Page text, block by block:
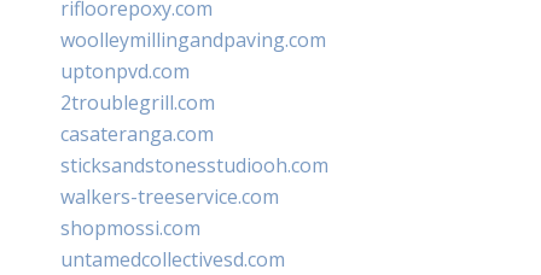
rifloorepoxy.com
woolleymillingandpaving.com
uptonpvd.com
2troublegrill.com
casateranga.com
sticksandstonesstudiooh.com
walkers-treeservice.com
shopmossi.com
untamedcollectivesd.com